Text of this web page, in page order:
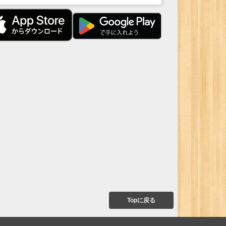
Topに戻る